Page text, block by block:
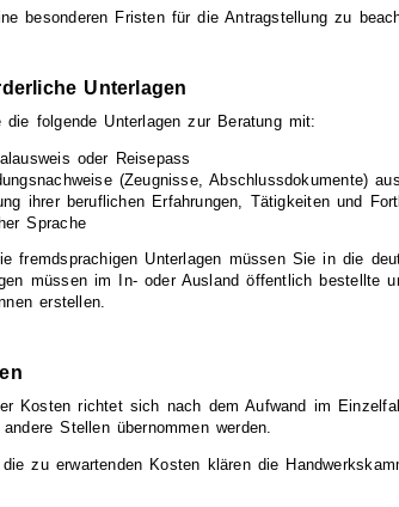
besonderen Fristen für die Antragstellung zu
Unterlagen
die folgende Unterlagen zur Beratung mit:
oder Reisepass
(Zeugnisse, Abschlussdokumente)
ihrer beruflichen Erfahrungen, Tätigkeiten und
Sprache
fremdsprachigen Unterlagen müssen Sie in die
müssen im In- oder Ausland öffentlich bestellte
erstellen.
Kosten richtet sich nach dem Aufwand im
Stellen übernommen werden.
die zu erwartenden Kosten klären die